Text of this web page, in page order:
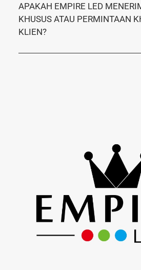
APAKAH EMPIRE LED
KHUSUS ATAU PERMINTAAN
KLIEN?